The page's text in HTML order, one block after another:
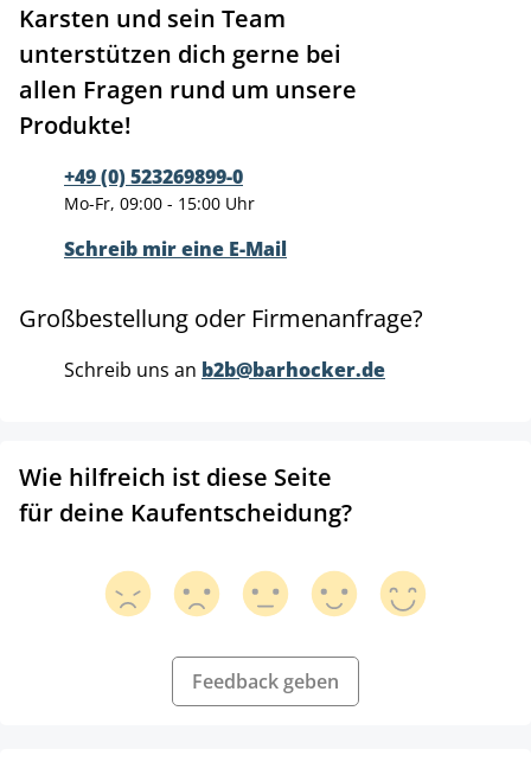
Karsten und sein Team
unterstützen dich gerne bei
allen Fragen rund um unsere
Produkte!
+49 (0) 523269899-0
Mo-Fr, 09:00 - 15:00 Uhr
Schreib mir eine E-Mail
Großbestellung oder Firmenanfrage?
Schreib uns an b2b@barhocker.de
Wie hilfreich ist diese Seite
für deine Kaufentscheidung?
Feedback geben